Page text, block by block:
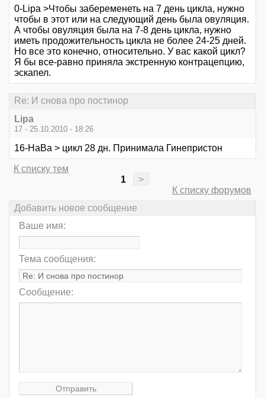
0-Lipa >Чтобы забеременеть на 7 день цикла, нужно
чтобы в этот или на следующий день была овуляция.
А чтобы овуляция была на 7-8 день цикла, нужно
иметь продожительность цикла не более 24-25 дней.
Но все это конечно, относительно. У вас какой цикл?
Я бы все-равно приняла экстренную контрацепцию,
эскапел.
Re: И снова про постинор
Lipa
17 - 25.10.2010 - 18:26
16-НаВа > цикл 28 дн. Принимала Гинепристон
К списку тем
1
>
К списку форумов
Добавить новое сообщение
Ваше имя:
Тема сообщения:
Сообщение: